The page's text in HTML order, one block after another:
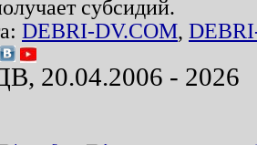
субсидий.
DEBRI-DV.COM,
20.04.2006 - 2026